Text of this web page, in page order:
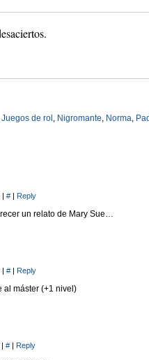
Juegos de rol , Nigromante, Norma,
| # | Reply
un relato de Mary Sue…
| # | Reply
al máster (+1 nivel)
| # | Reply